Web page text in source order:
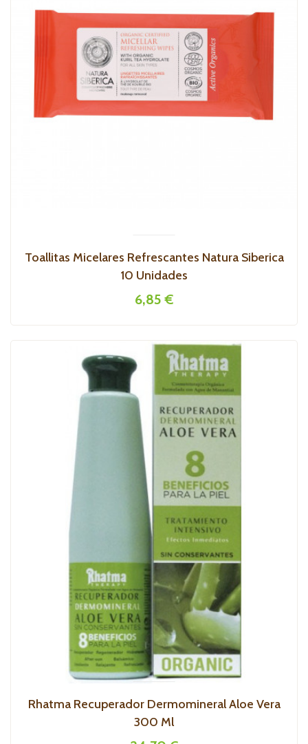
Toallitas Micelares Refrescantes Natura Siberica
10 Unidades
6,85 €
Rhatma Recuperador Dermomineral Aloe Vera
300 Ml